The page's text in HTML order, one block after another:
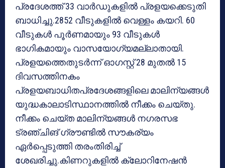
പ്രദേശത്ത് 33 വാര്‍ഡുകളില്‍ പ്രളയക്കെടുതി
ബാധിച്ചു.2852 വീടുകളില്‍ വെള്ളം കയറി. 60
വീടുകള്‍ പൂര്‍ണമായും 93 വീടുകള്‍
ഭാഗികമായും വാസയോഗ്യമല്ലാതായി.
പ്രളയത്തെതുടര്‍ന്ന് ഓഗസ്റ്റ് 28 മുതല്‍ 15
ദിവസത്തിനകം
പ്രളയബാധിതപ്രദേശങ്ങളിലെ മാലിന്യങ്ങള്‍
യുദ്ധകാലാടിസ്ഥാനത്തില്‍ നീക്കം ചെയ്തു.
നീക്കം ചെയ്ത മാലിന്യങ്ങള്‍ നഗരസഭ
ട്രഞ്ചിങ് ഗ്രൗണ്ടില്‍ സൗകര്യം
ഏര്‍പ്പെടുത്തി തരംതിരിച്ച്
ശേഖരിച്ചു.കിണറുകളില്‍ ക്ലോറിനേഷന്‍